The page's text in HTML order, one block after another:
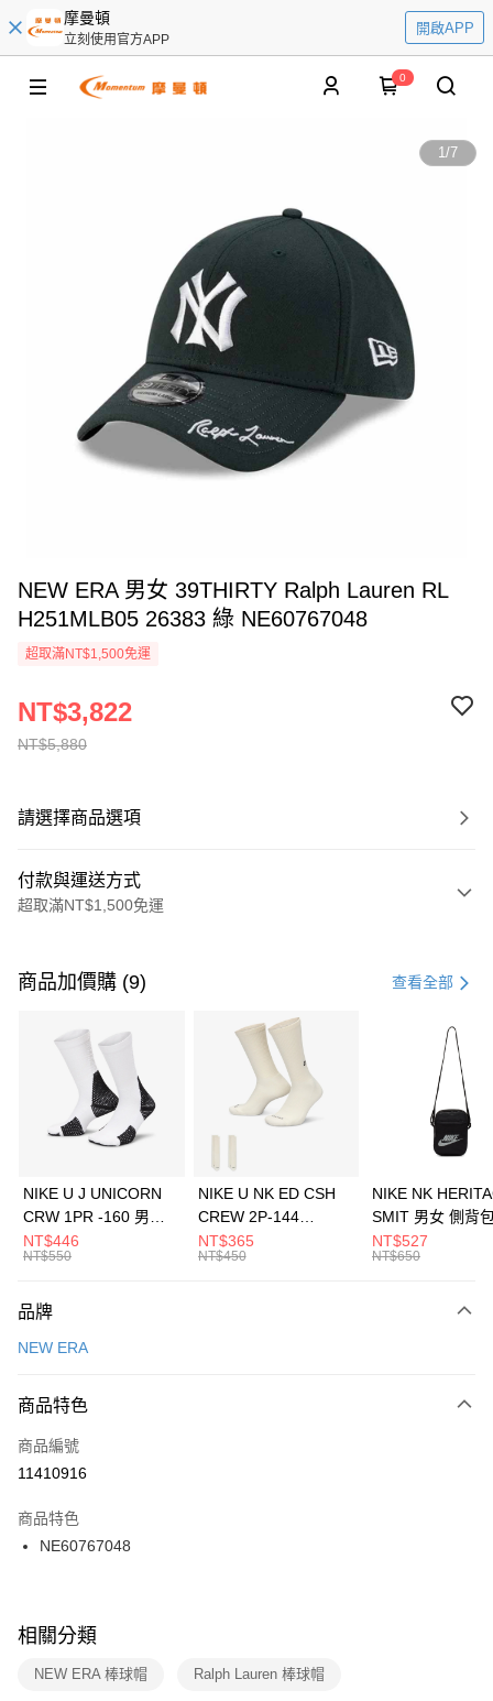
摩曼頓
立刻使用官方APP
開啟APP
0
1/7
NEW ERA 男女 39THIRTY Ralph Lauren RL
H251MLB05 26383 綠 NE60767048
超取滿NT$1,500免運
NT$5,880
NT$3,822
請選擇商品選項
付款與運送方式
超取滿NT$1,500免運
信用卡一次付款
3 期 0 利率 每期 21家銀行
合作金庫商業銀行
第一商業銀行
華南商業銀行
彰化商業銀行
上海商業儲蓄銀行
元大商業銀行
台灣樂天信用卡公司
Apple Pay
全盈+PAY
AFTEE先享後付
【關於「AFTEE先享後付」】
便利好安心！
３．安心：先確認商品／服務後，再付款。
【「AFTEE先享後付」結帳流程】
１．於結帳方式選擇「AFTEE先享後付」後，將跳轉至「AFTEE先享後付」
２．訂單成立數日內，您將收到繳費通知簡訊。
３．收到繳費通知簡訊後14天內，點擊此簡訊中的連結，可透過四大超商／
ATM／網路銀行／等多元方式進行付款，方視為交易完成。
※ 交易是否成功請以「AFTEE先享後付 」之結帳頁面顯示為準，若有關於
是否繳費成功／繳費後需取消欲退款等相關疑問，請聯繫「AFTEE先享後付
客戶支援中心」https://netprotections.freshdesk.com/support/home
運送方式
每筆NT$100，滿NT$1,500(含以上)免運費
宅配
每筆NT$100，滿NT$1,500(含以上)免運費
付款後門市自取
每筆NT$100，滿NT$1,500(含以上)免運費
商品加價購 (9) 查看全部
NIKE U J UNICORN
CRW 1PR -160 男女
中統襪 FZ3393100
NT$446
NT$550
NIKE U NK ED CSH
CREW 2P-144
EMBRDY 男女 短統襪
FZ3073133
NT$365
NT$450
NIKE NK
SMIT 男女 側背
BA5871010
NT$527
NT$650
品牌
NEW ERA
商品特色
商品編號
11410916
商品特色
NE60767048
相關分類
NEW ERA 棒球帽 Ralph Lauren 棒球帽